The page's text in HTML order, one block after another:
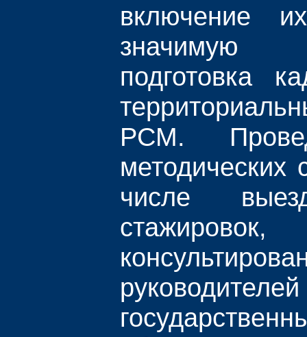
включение
значимую
подготовка
РСМ.
методических
числе
стажировок,